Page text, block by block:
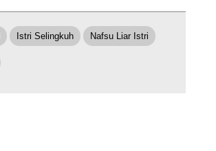
Istri Selingkuh Nafsu Liar Istri